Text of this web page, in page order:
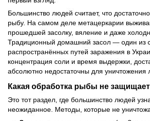
Большинство людей считает, что
рыбу. На самом деле метацеркарии
прошедшей засолку, вяление и даже
Традиционный домашний засол — один из
распространённых путей заражения в
концентрация соли и время выдержки,
абсолютно недостаточны для уничтожения
Какая обработка рыбы не
Это тот раздел, где большинство людей
неожиданное. Методы, которые не